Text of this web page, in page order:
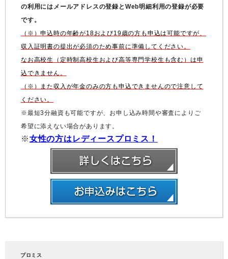
の利用にはメールアドレスの登録とWeb明細利用の登録が必要
です。
（※）申込時の年齢が18および19歳の方も申込は可能ですが、
収入証明書の提出が必須のため事前に準備してください。
なお高校生（定時制高校生および高等専門学校生も含む）は申
込できません。
（※）また収入が年金のみの方も申込できませんので注意して
ください。
※最短3分融資も可能ですが、お申し込み時間や審査によりご
希望に添えない場合があります。
※女性の方はレディースプロミス！
プロミス